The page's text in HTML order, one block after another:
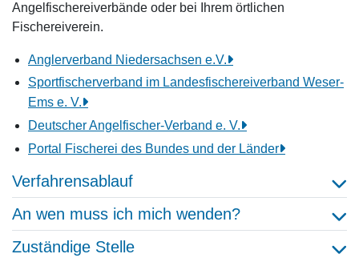
Angelfischereiverbände oder bei Ihrem örtlichen
Fischereiverein.
Anglerverband Niedersachsen e.V.
Sportfischerverband im Landesfischereiverband Weser-
Ems e. V.
Deutscher Angelfischer-Verband e. V.
Portal Fischerei des Bundes und der Länder
Verfahrensablauf
An wen muss ich mich wenden?
Zuständige Stelle